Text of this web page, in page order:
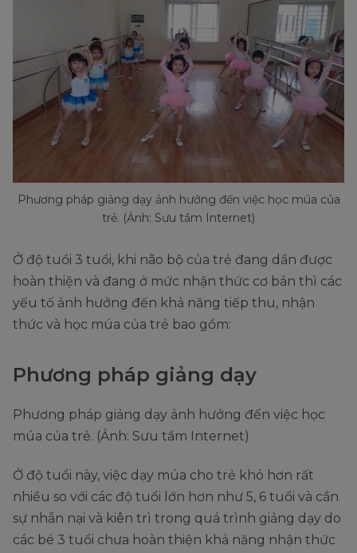
Phương pháp giảng dạy ảnh hưởng đến việc học múa của
trẻ. (Ảnh: Sưu tầm Internet)
Ở độ tuổi 3 tuổi, khi não bộ của trẻ đang dần được
hoàn thiện và đang ở mức nhận thức cơ bản thì các
yếu tố ảnh hưởng đến khả năng tiếp thu, nhận
thức và học múa của trẻ bao gồm:
Phương pháp giảng dạy
Phương pháp giảng dạy ảnh hưởng đến việc học
múa của trẻ. (Ảnh: Sưu tầm Internet)
Ở độ tuổi này, việc dạy múa cho trẻ khó hơn rất
nhiều so với các độ tuổi lớn hơn như 5, 6 tuổi và cần
sự nhẫn nại và kiên trì trong quá trình giảng dạy do
các bé 3 tuổi chưa hoàn thiện khả năng nhận thức